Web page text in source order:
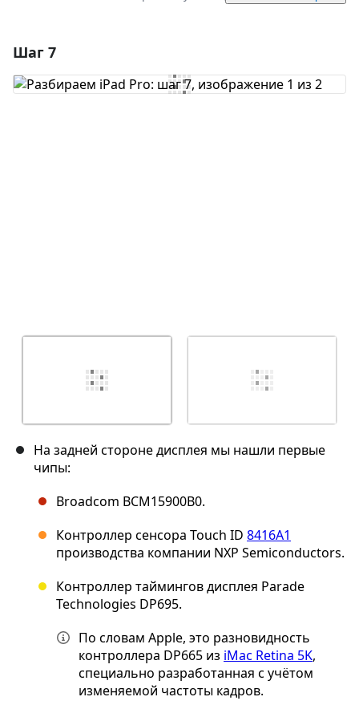
Добавить комментарий
Шаг 7
На задней стороне дисплея мы нашли первые
чипы:
Broadcom BCM15900B0.
Контроллер сенсора Touch ID 8416A1
производства компании NXP Semiconductors.
Контроллер таймингов дисплея Parade
Technologies DP695.
По словам Apple, это разновидность
контроллера DP665 из iMac Retina 5K,
специально разработанная с учётом
изменяемой частоты кадров.